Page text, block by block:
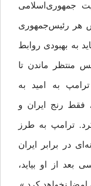
جمهوری‌اسلامی
هر رئیس‌جمهوری
به بهبودی روابط
منتظر ماندن تا
به امید به
فقط رنج ایران و
ترامپ به طرز
در برابر ایران
بعد از او بیاید،